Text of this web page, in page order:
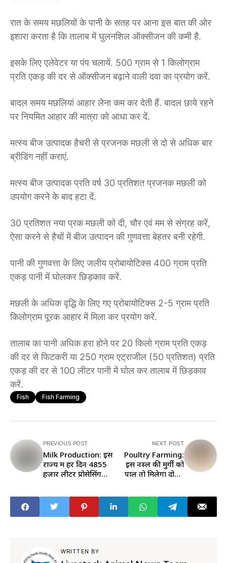
रात के समय मछलियों के पानी के सतह पर आना इस बात की ओर
इशारा करता है कि तालाब में घुलनशिल ऑक्सीजन की कमी है.
इसके लिए एलेवेटर या पंप चलायें. 500 ग्राम से 1 किलोग्राम
प्रति एकड़ की दर से ऑक्सीजन बढ़ाने वाली दवा का प्रयोग करें.
बादल समय मछलियां आहार लेना कम कर देती हैं. बादल छाये रहने
पर नियमित आहार की मात्रा को आधा कर दें.
मत्स्य बीज उत्पादक हैचरी से प्रजनक मछली से दो से अधिक बार
ब्रीडिंग नहीं कराएं.
मत्स्य बीज उत्पादक प्रति वर्ष 30 प्रतिशत प्रजनक मछली को
उपयोग करने के बाद हटा दें.
30 प्रतिशत नया प्रक मछली को दी, चौर एवं मम से संग्रह करें,
ऐसा करने से हैचों में बीज उत्पादन की गुणवत्ता बेहतर बनी रहेगी.
पानी की गुणवत्ता के लिए जलीय प्रोबायोटिक्स 400 ग्राम प्रति
एकड़ पानी में घोलकर छिड़काव करें.
मछली के अधिक वृद्धि के लिए गए प्रोबायोटिक्स 2-5 ग्राम प्रति
किलोग्राम पूरक आहार में मिला कर प्रयोग करें.
तालाब का पानी अधिक हरा होने पर 20 किलो ग्राम प्रति एकड़
की दर से फिटकरी या 250 ग्राम एट्राजील (50 प्रतिशत) प्रति
एकड़ की दर से 100 लीटर पानी में घोल कर तालाब में छिड़काव
करें.
Fish Fish Farming
PREVIOUS POST
Milk Production: इस
राज्य में हर दिन 4855
हजार लीटर प्रोसेसिंग
NEXT POST
Poultry Farming:
इस नस्ल की मुर्गी को
पालें तो मिलेगा दोहरा
WRITTEN BY